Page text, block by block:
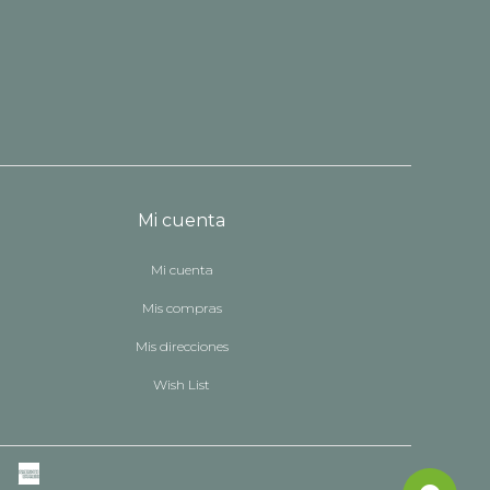
Mi cuenta
Mi cuenta
Mis compras
Mis direcciones
Wish List